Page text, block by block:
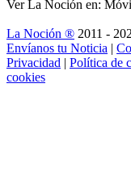
Ver La Noción en:
La Noción ® 2011 -
Envíanos tu Noticia |
Privacidad | Política de
cookies